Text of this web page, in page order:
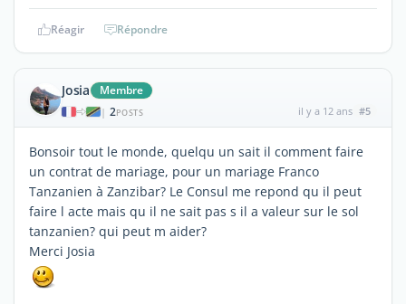
Réagir Répondre
Josia Membre
| 2POSTS il y a 12 ans #5
Bonsoir tout le monde, quelqu un sait il comment faire
un contrat de mariage, pour un mariage Franco
Tanzanien à Zanzibar? Le Consul me repond qu il peut
faire l acte mais qu il ne sait pas s il a valeur sur le sol
tanzanien? qui peut m aider?
Merci Josia